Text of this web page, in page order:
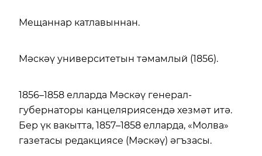
Мещаннар катлавыннан.
Мәскәү университетын тәмамлый (1856).
1856–1858 елларда Мәскәү генерал-
губернаторы канцеляриясендә хезмәт итә.
Бер үк вакытта, 1857–1858 елларда, «Молва»
газетасы редакциясе (Мәскәү) әгъзасы.